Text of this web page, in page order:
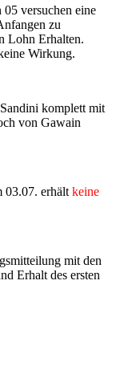
versuchen eine
zu
Lohn Erhalten.
Wirkung.
komplett mit
von Gawain
03.07. erhält keine
mit den
Erhalt des ersten